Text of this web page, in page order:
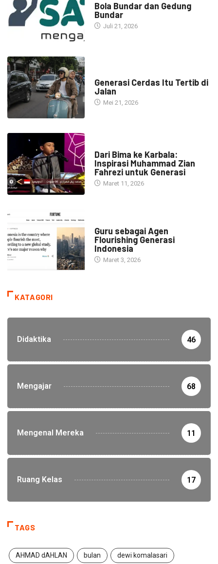
Bola Bundar dan Gedung
Bundar
Juli 21, 2026
Generasi Cerdas Itu Tertib di
Jalan
Mei 21, 2026
Dari Bima ke Karbala:
Inspirasi Muhammad Zian
Fahrezi untuk Generasi
Maret 11, 2026
Guru sebagai Agen
Flourishing Generasi
Indonesia
Maret 3, 2026
KATAGORI
Didaktika 46
Mengajar 68
Mengenal Mereka 11
Ruang Kelas 17
TAGS
AHMAD dAHLAN bulan dewi komalasari